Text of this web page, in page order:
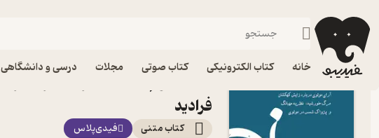
خانه کتاب الکترونیکی کتاب صوتی مجلات درسی و دانشگاهی
فیدیبو کتاب الکترونیکی
فرادید
کتاب متنی
فیدی‌پلاس